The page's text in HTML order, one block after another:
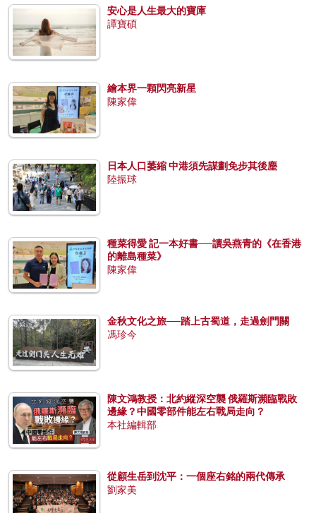
安心是人生最大的寶庫
譚寶碩
繪本界一顆閃亮新星
陳家偉
日本人口萎縮 中港須先謀劃免步其後塵
陸振球
種菜得愛 記一本好書──讀吳燕青的《在香港
的離島種菜》
陳家偉
金秋文化之旅──踏上古蜀道，走過劍門關
馮珍今
陳文鴻教授：北約縱深空襲 俄羅斯瀕臨戰敗
邊緣？中國零部件能左右戰局走向？
本社編輯部
從顧生岳到沈平：一個座右銘的兩代傳承
劉家美